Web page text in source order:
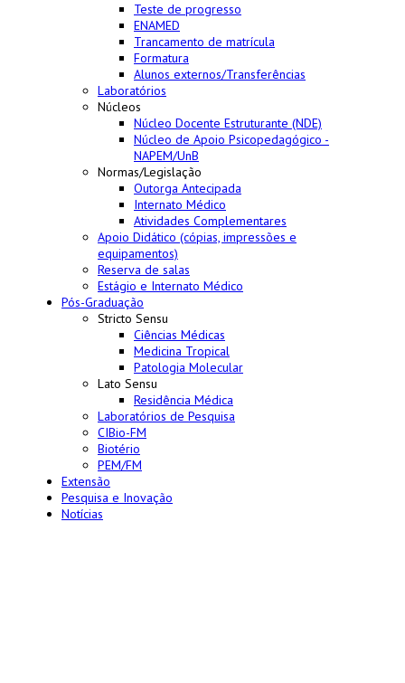
Teste de progresso
ENAMED
Trancamento de matrícula
Formatura
Alunos externos/Transferências
Laboratórios
Núcleos
Núcleo Docente Estruturante (NDE)
Núcleo de Apoio Psicopedagógico -
NAPEM/UnB
Normas/Legislação
Outorga Antecipada
Internato Médico
Atividades Complementares
Apoio Didático (cópias, impressões e
equipamentos)
Reserva de salas
Estágio e Internato Médico
Pós-Graduação
Stricto Sensu
Ciências Médicas
Medicina Tropical
Patologia Molecular
Lato Sensu
Residência Médica
Laboratórios de Pesquisa
CIBio-FM
Biotério
PEM/FM
Extensão
Pesquisa e Inovação
Notícias